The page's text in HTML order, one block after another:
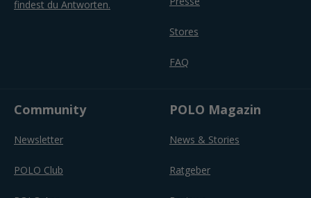
findest du Antworten.
Presse
Stores
FAQ
Community
Newsletter
POLO Club
POLO Magazin
News & Stories
Ratgeber